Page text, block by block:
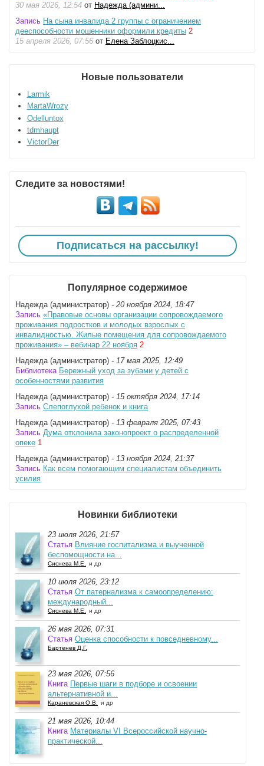
30 мая 2026, 12:54 от Надежда (админи...
Запись На сына инвалида 2 группы с ограничением
дееспособности мошенники оформили кредиты 2
15 апреля 2026, 07:56 от Елена Заблоцкис...
Новые пользователи
Larmik
MartaWrozy
Odelluntox
tdmhaupt
VictorDer
Следите за новостями!
Подписаться на рассылку!
Популярное содержимое
Надежда (администратор) - 20 ноября 2024, 18:47
Запись «Правовые основы организации сопровождаемого
проживания подростков и молодых взрослых с
инвалидностью. Жилые помещения для сопровождаемого
проживания» – вебинар 22 ноября 2
Надежда (администратор) - 17 мая 2025, 12:49
Библиотека Бережный уход за зубами у детей с
особенностями развития
Надежда (администратор) - 15 октября 2024, 17:14
Запись Слепоглухой ребенок и книга
Надежда (администратор) - 13 февраля 2025, 07:43
Запись Дума отклонила законопроект о распределенной
опеке 1
Надежда (администратор) - 13 ноября 2024, 21:37
Запись Как всем помогающим специалистам объединить
усилия
Новинки библиотеки
23 июля 2026, 21:57
Статья Влияние госпитализма и выученной
беспомощности на...
Сиснева М.Е. и др
10 июля 2026, 23:12
Статья От патернализма к самоопределению:
международный...
Сиснева М.Е. и др
26 мая 2026, 07:31
Статья Оценка способности к повседневному...
Бартенев Д.Г.
23 мая 2026, 07:56
Книга Первые шаги в подборе и освоении
альтернативной и...
Караневская О.В. и др
21 мая 2026, 10:44
Книга Материалы VI Всероссийской научно-
практической...